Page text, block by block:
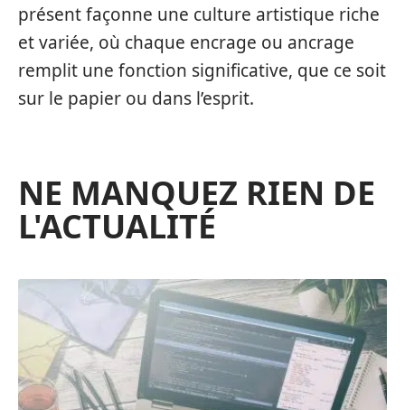
présent façonne une culture artistique riche
et variée, où chaque encrage ou ancrage
remplit une fonction significative, que ce soit
sur le papier ou dans l’esprit.
NE MANQUEZ RIEN DE
L'ACTUALITÉ